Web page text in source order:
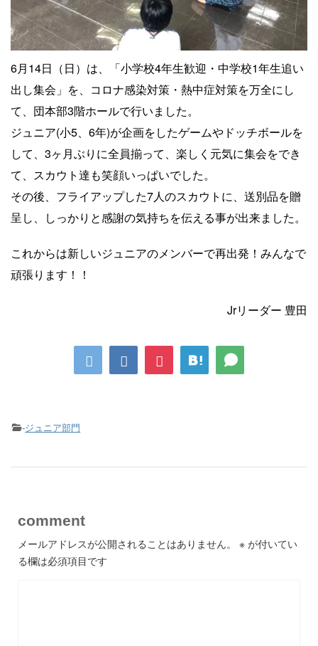
6月14日（日）は、「小学校4年生歓迎・中学校1年生追い
出し集会」を、コロナ感染対策・熱中症対策を万全にし
て、団本部3階ホールで行いました。
ジュニア(小5、6年)が企画をしたゲームやドッチボールを
して、3ヶ月ぶりに全員揃って、楽しく元気に集会をでき
て、スカウト達も笑顔いっぱいでした。
その後、フライアップした7人のスカウトに、送別品を贈
呈し、しっかりと感謝の気持ちを伝える事が出来ました。
これからは新しいジュニアのメンバーで再出発！みんなで
頑張ります！！
Jrリーダー 豊田
-ジュニア部門
comment
メールアドレスが公開されることはありません。 ※ が付いてい
る欄は必須項目です